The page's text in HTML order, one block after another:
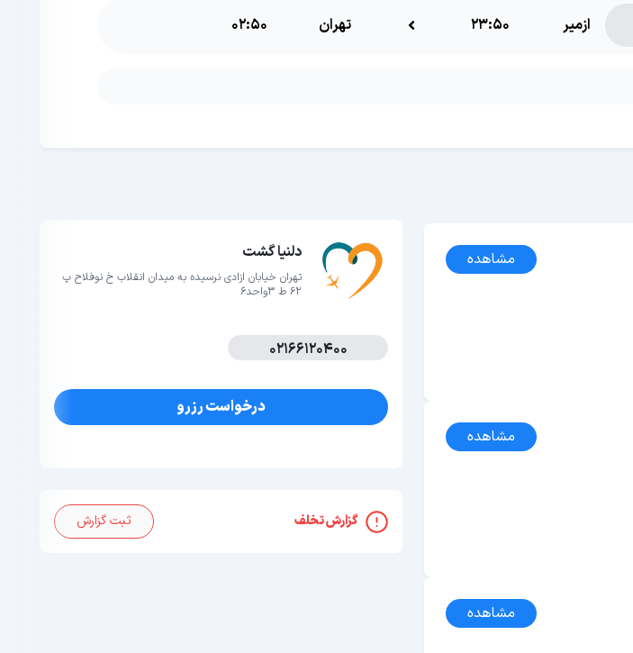
ازمیر 23:50 تهران 02:50
مشاهده
مشاهده
مشاهده
دلنیا گشت
تهران خیابان ازادی نرسیده به میدان انقلاب خ نوفلاح پ
62 ط 3واحد6
02166120400
درخواست رزرو
گزارش تخلف ثبت گزارش